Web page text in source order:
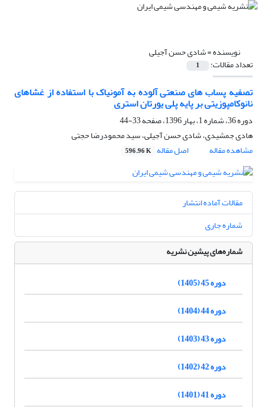
نویسنده =شادی حسن آجیلی
تعداد مقالات: 1
تصفیه پساب های صنعتی آلوده به آمونیاک با استفاده از غشاهای
نانوکامپوزیتی بر پایه پلی یورتان استری
دوره 36، شماره 1، بهار 1396، صفحه
33-44
هادی جمشیدی، شادی حسن آجیلی، سید محمودرضا حجتی
مشاهده مقاله
اصل مقاله 596.96 K
مقالات آماده انتشار
شماره جاری
شماره‌های پیشین نشریه
دوره 45 (1405)
دوره 44 (1404)
دوره 43 (1403)
دوره 42 (1402)
دوره 41 (1401)